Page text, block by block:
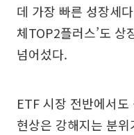
데 가장 빠른 성장세
체TOP2플러스’도 상
넘어섰다.
ETF 시장 전반에서
현상은 강해지는 분